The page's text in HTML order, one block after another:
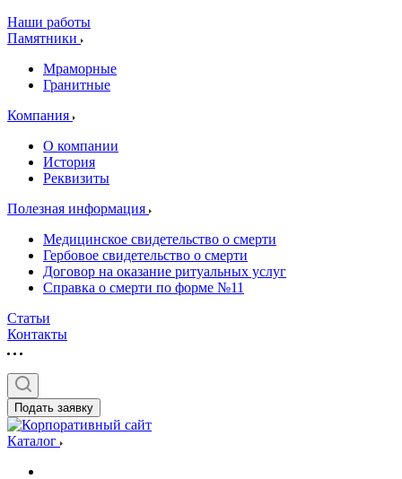
Наши работы
Памятники
Мраморные
Гранитные
Компания
О компании
История
Реквизиты
Полезная информация
Медицинское свидетельство о смерти
Гербовое свидетельство о смерти
Договор на оказание ритуальных услуг
Справка о смерти по форме №11
Статьи
Контакты
Подать заявку
Каталог